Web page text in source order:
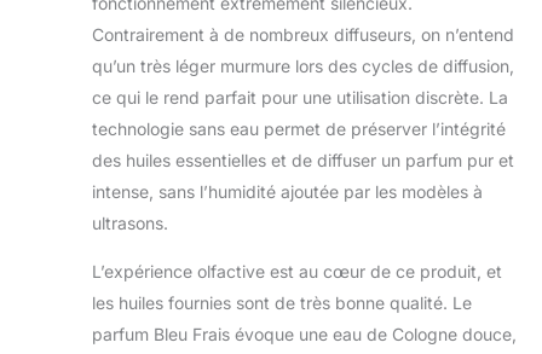
Contrairement à de nombreux diffuseurs, on n’entend
qu’un très léger murmure lors des cycles de diffusion,
ce qui le rend parfait pour une utilisation discrète. La
technologie sans eau permet de préserver l’intégrité
des huiles essentielles et de diffuser un parfum pur et
intense, sans l’humidité ajoutée par les modèles à
ultrasons.
L’expérience olfactive est au cœur de ce produit, et
les huiles fournies sont de très bonne qualité. Le
parfum Bleu Frais évoque une eau de Cologne douce,